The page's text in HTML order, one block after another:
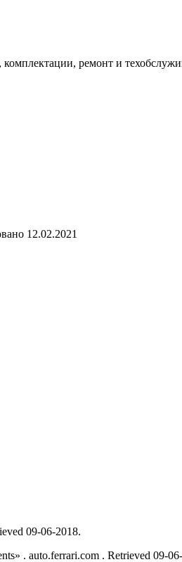
ремонт и
12.02.2021
09-06-2018.
. auto.ferrari.com . Retrieved 09-